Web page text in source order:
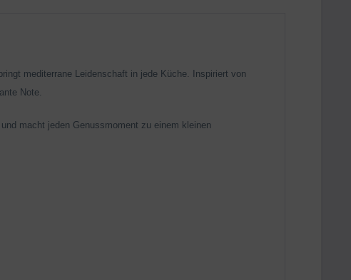
mediterrane Leidenschaft in jede Küche. Inspiriert von
Note.
macht jeden Genussmoment zu einem kleinen